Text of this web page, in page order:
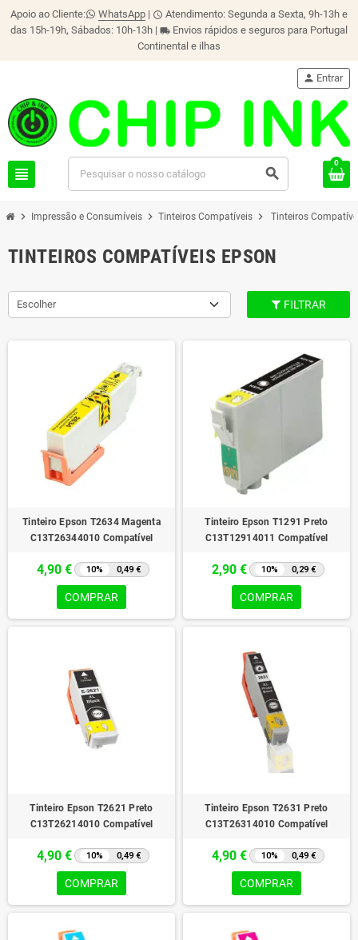
Apoio ao Cliente: WhatsApp | schedule Atendimento: Segunda a Sexta, 9h-13h e
das 15h-19h, Sábados: 10h-13h | local_shipping Envios rápidos e seguros para Portugal
Continental e ilhas
view_headline search
person Entrar
0
chevron_right Impressão e Consumíveis chevron_right Tinteiros Compatíveis chevron_right Tinteiros
TINTEIROS COMPATÍVEIS EPSON
Escolher FILTRAR
Tinteiro Epson T2634 Magenta
C13T26344010 Compatível
4,90 € 10% 0,49 €
COMPRAR
Tinteiro Epson T1291 Preto
C13T12914011 Compatível
2,90 € 10% 0,29 €
COMPRAR
Tinteiro Epson T2621 Preto
C13T26214010 Compatível
4,90 € 10% 0,49 €
COMPRAR
Tinteiro Epson T2631 Preto
C13T26314010 Compatível
4,90 € 10% 0,49 €
COMPRAR